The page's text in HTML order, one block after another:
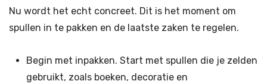
Nu wordt het echt concreet. Dit is het moment om
spullen in te pakken en de laatste zaken te regelen.
Begin met inpakken. Start met spullen die je zelden
gebruikt, zoals boeken, decoratie en